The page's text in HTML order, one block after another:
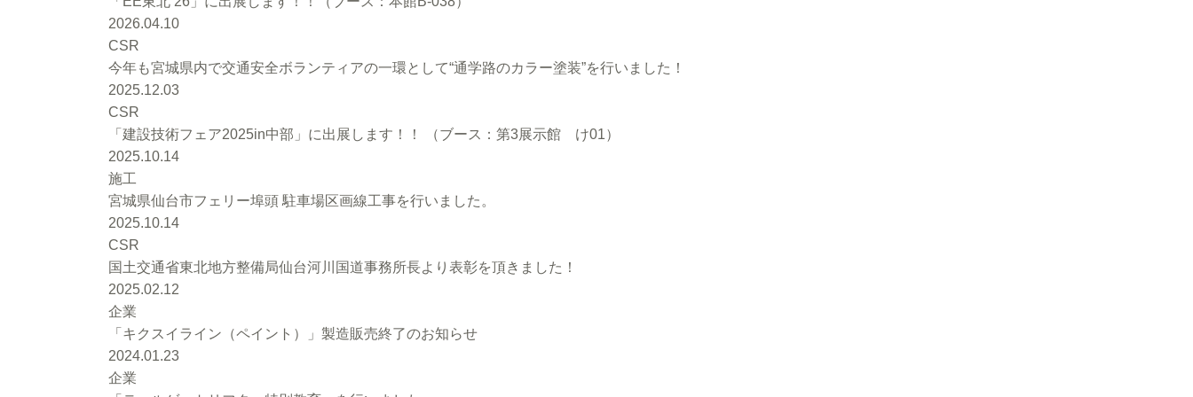
2026.04.10
CSR
今年も宮城県内で交通安全ボランティアの一環として“通学路のカラー塗装”を行いました！
2025.12.03
CSR
「建設技術フェア2025in中部」に出展します！！ （ブース：第3展示館 け01）
2025.10.14
施工
宮城県仙台市フェリー埠頭 駐車場区画線工事を行いました。
2025.10.14
CSR
国土交通省東北地方整備局仙台河川国道事務所長より表彰を頂きました！
2025.02.12
企業
「キクスイライン（ペイント）」製造販売終了のお知らせ
2024.01.23
企業